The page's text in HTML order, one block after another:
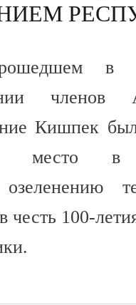
в
Кишпек
место в
озеленению
честь 100-